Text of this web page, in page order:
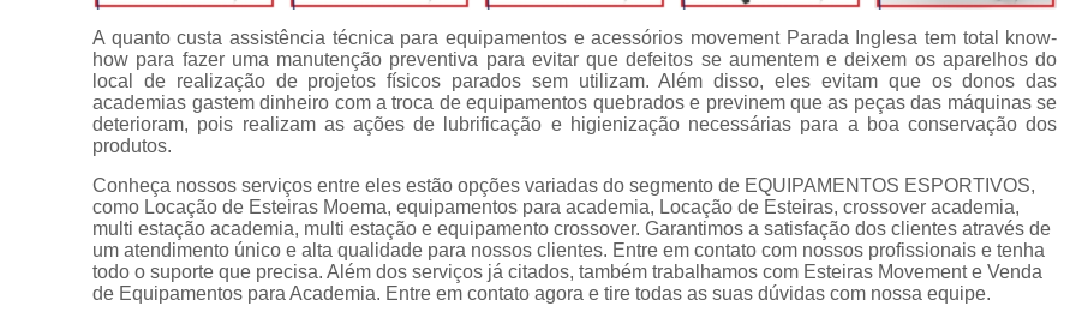
para
academia
Equipamento
Equipamento para Academia Profissional
Equipamentos para Academia de Condomínio
Equipamentos para Academia em Clubes
Equipamentos para Academia Musculação
Equipamentos para Academia para Personal Trainer
Equipamentos
Esteira Movement Academia
Esteira Movement com
Esteira Movement Lx 160
Esteira Movement Lx 160g4
A quanto custa assistência técnica para equipamentos e acessórios movement Parada Inglesa tem total know-
how para fazer uma manutenção preventiva para evitar que defeitos se aumentem e deixem os aparelhos do
local de realização de projetos físicos parados sem utilizam. Além disso, eles evitam que os donos das
academias gastem dinheiro com a troca de equipamentos quebrados e previnem que as peças das máquinas se
deterioram, pois realizam as ações de lubrificação e higienização necessárias para a boa conservação dos
produtos.
Conheça nossos serviços entre eles estão opções variadas do segmento de EQUIPAMENTOS ESPORTIVOS,
como Locação de Esteiras Moema, equipamentos para academia, Locação de Esteiras, crossover academia,
multi estação academia, multi estação e equipamento crossover. Garantimos a satisfação dos clientes através de
um atendimento único e alta qualidade para nossos clientes. Entre em contato com nossos profissionais e tenha
todo o suporte que precisa. Além dos serviços já citados, também trabalhamos com Esteiras Movement e Venda
de Equipamentos para Academia. Entre em contato agora e tire todas as suas dúvidas com nossa equipe.